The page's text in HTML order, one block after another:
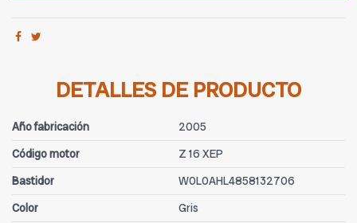
DETALLES DE PRODUCTO
Año fabricación
2005
Código motor
Z 16 XEP
Bastidor
W0L0AHL4858132706
Color
Gris